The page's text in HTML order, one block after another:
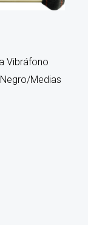
Vibráfono
Medias